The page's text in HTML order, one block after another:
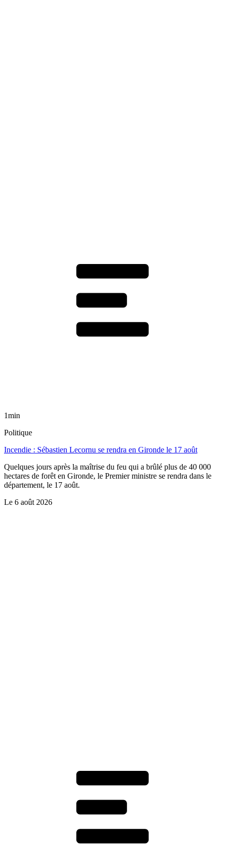
1min
Politique
Incendie : Sébastien Lecornu se rendra en Gironde le 17 août
Quelques jours après la maîtrise du feu qui a brûlé plus de 40 000
hectares de forêt en Gironde, le Premier ministre se rendra dans le
département, le 17 août.
Le 6 août 2026